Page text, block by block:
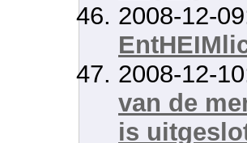
2008-12-
2008-12-
van de
is